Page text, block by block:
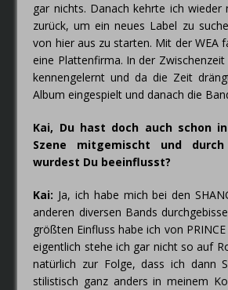
gar nichts. Danach kehrte ich wieder
zurück, um ein neues Label zu
von hier aus zu starten. Mit der WEA
eine Plattenfirma. In der Zwischenzeit
kennengelernt und da die Zeit
Album eingespielt und danach die
Kai, Du hast doch auch schon
Szene mitgemischt und
wurdest Du beeinflusst?
Kai: Ja, ich habe mich bei den
anderen diversen Bands
größten Einfluss habe ich von
eigentlich stehe ich gar nicht so auf
natürlich zur Folge, dass ich dann
stilistisch ganz anders in meinem